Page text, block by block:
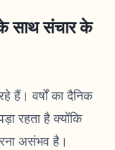
साथ संचार के
हैं। वर्षों का दैनिक
रहता है क्योंकि
असंभव है।